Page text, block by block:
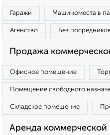
Гаражи Машиноместа в
Агенство Без посредников
Продажа
Офисное помещение
Помещение свободного
Складское помещение
Аренда